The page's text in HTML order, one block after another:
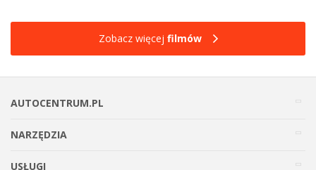
Zobacz więcej filmów
AUTOCENTRUM.PL
NARZĘDZIA
USŁUGI